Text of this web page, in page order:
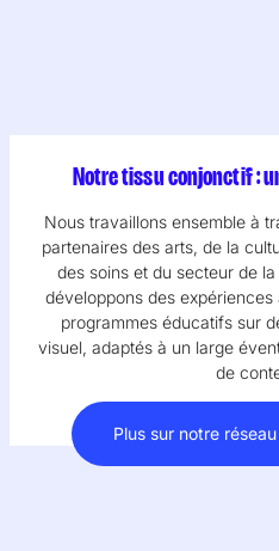
Notre tissu conjonctif :
Nous travaillons ensemble à
partenaires des arts, de la
des soins et du secteur de
développons des
programmes éducatifs sur
visuel, adaptés à un large
de
Plus sur notre